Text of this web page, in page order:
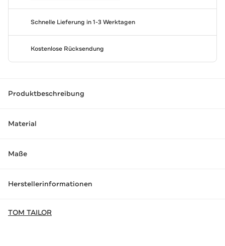
Schnelle Lieferung in 1-3 Werktagen
Kostenlose Rücksendung
Produktbeschreibung
Material
Maße
Herstellerinformationen
TOM TAILOR